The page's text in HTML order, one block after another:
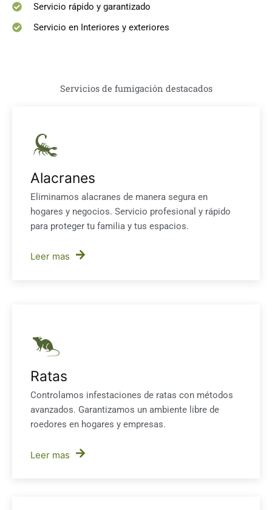
Servicio rápido y garantizado
Servicio en Interiores y exteriores
Servicios de fumigación destacados
Alacranes
Eliminamos alacranes de manera segura en
hogares y negocios. Servicio profesional y rápido
para proteger tu familia y tus espacios.
Leer mas
Ratas
Controlamos infestaciones de ratas con métodos
avanzados. Garantizamos un ambiente libre de
roedores en hogares y empresas.
Leer mas